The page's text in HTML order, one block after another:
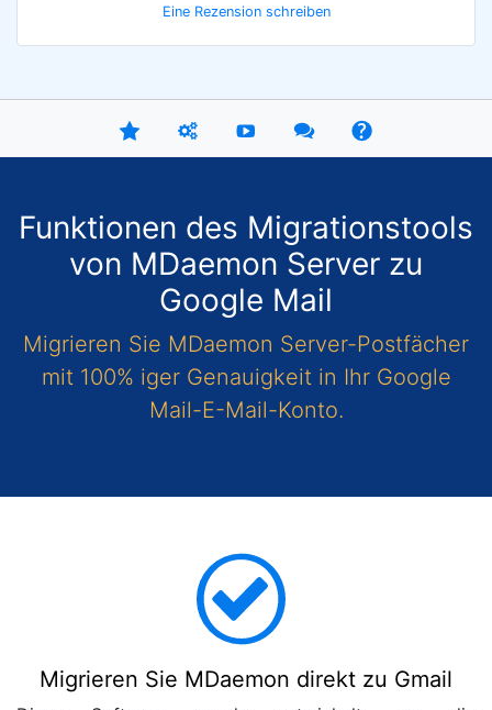
Eine Rezension schreiben
Funktionen des Migrationstools
von MDaemon Server zu
Google Mail
Migrieren Sie MDaemon Server-Postfächer
mit 100% iger Genauigkeit in Ihr Google
Mail-E-Mail-Konto.
Migrieren Sie MDaemon direkt zu Gmail